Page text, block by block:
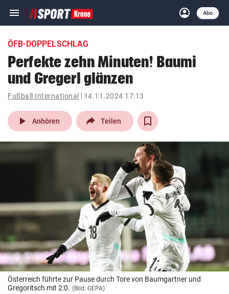
menu Navigation
ein-/ausklappen
account_circle
Anmelden
Abo
close Schließen
account_circle Anmelden
pin_drop
Wien arrow_right
bookmark
© Krone Multimedia GmbH & Co KG 2026
Muthgasse 2, 1190 Wien
ÖFB-DOPPELSCHLAG
Perfekte zehn Minuten! Baumi
und Gregerl glänzen
Fußball International 14.11.2024 17:13
play_arrow Anhören Teilen
Österreich führte zur Pause durch Tore von Baumgartner und
Gregoritsch mit 2:0. (Bild: GEPA)